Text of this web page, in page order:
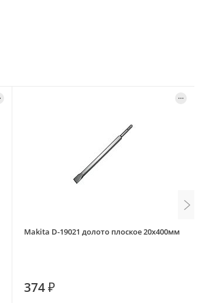
Makita D-19021 долото плоское 20х400мм
374 ₽